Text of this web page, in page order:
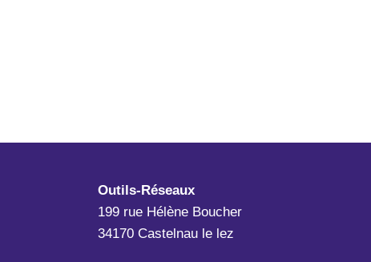
Outils-Réseaux
199 rue Hélène Boucher
34170 Castelnau le lez